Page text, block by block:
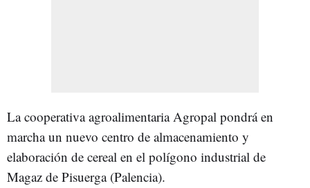
La cooperativa agroalimentaria Agropal pondrá en
marcha un nuevo centro de almacenamiento y
elaboración de cereal en el polígono industrial de
Magaz de Pisuerga (Palencia).